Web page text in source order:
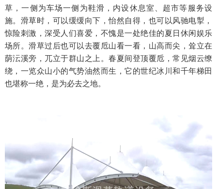
草，一侧为车场一侧为鞋滑，内设休息室、超市等服务设
施。滑草时，可以缓缓向下，怡然自得，也可以风驰电掣，
惊险刺激，深受人们喜爱，不愧是一处绝佳的夏日休闲娱乐
场所。滑草过后也可以去覆卮山看一看，山高而尖，耸立在
荫沄溪旁，兀立于群山之上。春夏间登顶覆卮，常见烟云缭
绕，一览众山小的气势油然而生，它的世纪冰川和千年梯田
也堪称一绝，是为必去之地。